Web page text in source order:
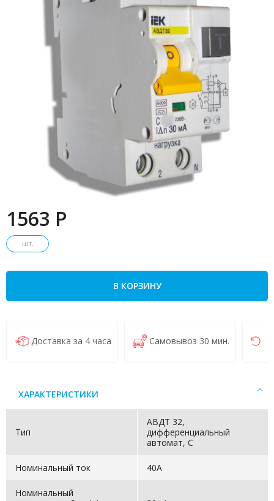
1563 P
шт.
В КОРЗИНУ
Доставка за 4 часа Самовывоз 30 мин.
ХАРАКТЕРИСТИКИ
Тип
АВДТ 32,
дифференциальный
автомат, С
Номинальный ток 40А
Номинальный